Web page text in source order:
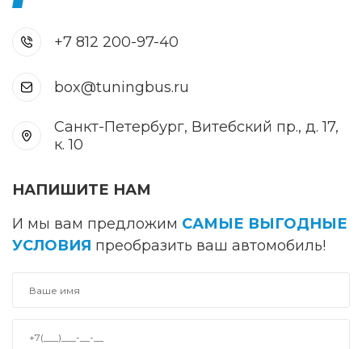
+7 812 200-97-40
box@tuningbus.ru
Санкт-Петербург, Витебский пр., д. 17,
к. 10
НАПИШИТЕ НАМ
И мы вам предложим САМЫЕ ВЫГОДНЫЕ
УСЛОВИЯ преобразить ваш автомобиль!